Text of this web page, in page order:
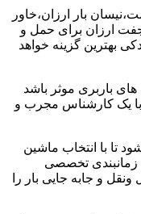
بار ارزان،خاور
جفت ارزان برای حمل و
بهترین گزینه خواهد
باربری موثر باشد
با یک کارشناس مجرب و
تا با انتخاب ماشین
زمانبندی تخصصی
و جابه جایی بار را